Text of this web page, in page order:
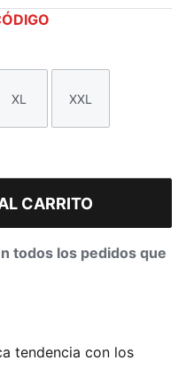
Talla
XL
Talla
XXL
CARRITO
todos los pedidos que
tendencia con los